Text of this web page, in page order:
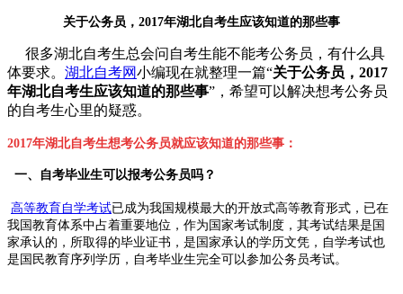
关于公务员，2017年湖北自考生应该知道的那些事
很多湖北自考生总会问自考生能不能考公务员，有什么具
体要求。 湖北自考网小编现在就整理一篇“关于公务员，2017
年湖北自考生应该知道的那些事”，希望可以解决想考公务员
的自考生心里的疑惑。
2017年湖北自考生想考公务员就应该知道的那些事：
一、自考毕业生可以报考公务员吗？
高等教育自学考试已成为我国规模最大的开放式高等教育形式，已在
我国教育体系中占着重要地位，作为国家考试制度，其考试结果是国
家承认的，所取得的毕业证书，是国家承认的学历文凭，自学考试也
是国民教育序列学历，自考毕业生完全可以参加公务员考试。